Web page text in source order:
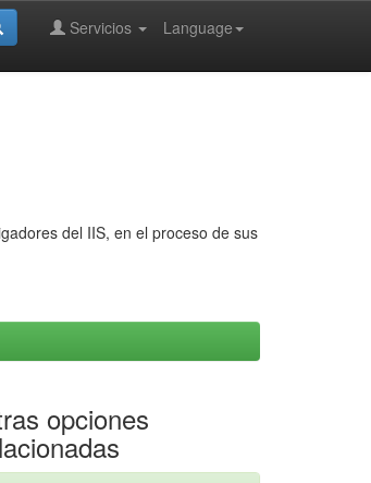
Language
Servicios
del IIS, en el proceso de sus
opciones